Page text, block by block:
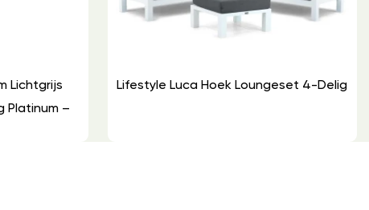
Lichtgrijs
Platinum –
Lifestyle Luca Hoek Loungeset 4-Delig